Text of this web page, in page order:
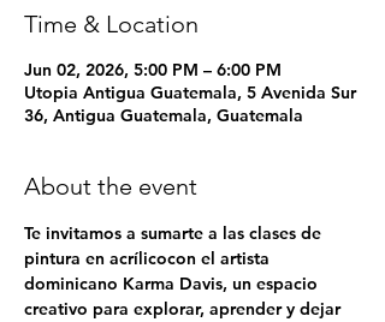
Time & Location
Jun 02, 2026, 5:00 PM – 6:00 PM
Utopia Antigua Guatemala, 5 Avenida Sur
36, Antigua Guatemala, Guatemala
About the event
Te invitamos a sumarte a las clases de
pintura en acrílicocon el artista
dominicano Karma Davis, un espacio
creativo para explorar, aprender y dejar